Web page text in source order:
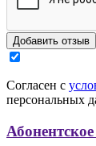
Согласен с
персональных